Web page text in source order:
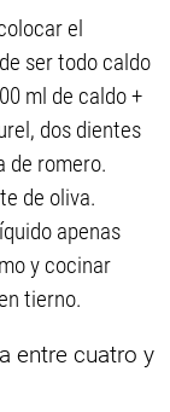
el
ser todo caldo
ml de caldo +
dos dientes
de romero.
de oliva.
apenas
y cocinar
tierno.